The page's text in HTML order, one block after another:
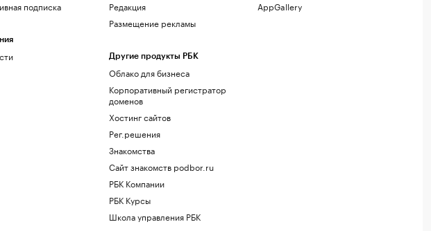
подписка
Редакция
Размещение рекламы
Другие продукты РБК
Облако для бизнеса
Корпоративный регистратор
доменов
Хостинг сайтов
Рег.решения
Знакомства
Сайт знакомств podbor.ru
РБК Компании
РБК Курсы
Школа управления РБК
AppGallery